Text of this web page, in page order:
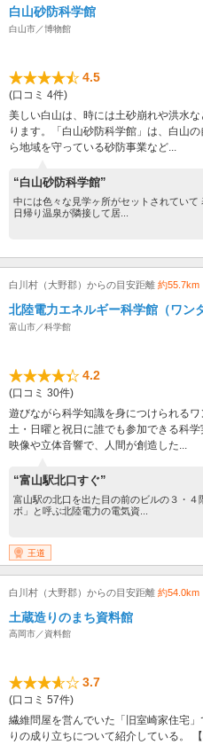
白山砂防科学館
白山市／博物館
4.5
(口コミ 4件)
美しい白山は、時には土砂崩れや洪水
ります。「白山砂防科学館」は、白山
ら地域を守っている砂防事業など...
“白山砂防科学館”
中には色々な見学ヶ所がセットされていて
日帰り温泉が隣接して居...
白川村（大野郡）からの目安距離 約55.7km
北陸電力エネルギー科学館（ワン
富山市／科学館
4.2
(口コミ 30件)
遊びながら科学知識を身につけられるワ
土・日曜と祝日に誰でも参加できる科
映像や立体音響で、人間が創造した...
“富山駅北口すぐ”
富山駅の北口を出た目の前のビルの３・
ボ」と呼ぶ北陸電力の電気資...
王道
白川村（大野郡）からの目安距離 約54.0km
土蔵造りのまち資料館
高岡市／資料館
3.7
(口コミ 57件)
繊維問屋を営んでいた「旧室崎家住宅
りの成り立ちについて紹介している。